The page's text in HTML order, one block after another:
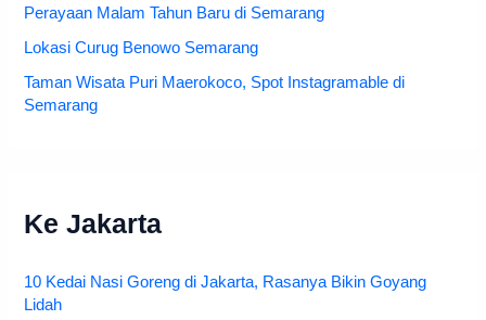
Perayaan Malam Tahun Baru di Semarang
Lokasi Curug Benowo Semarang
Taman Wisata Puri Maerokoco, Spot Instagramable di
Semarang
Ke Jakarta
10 Kedai Nasi Goreng di Jakarta, Rasanya Bikin Goyang
Lidah